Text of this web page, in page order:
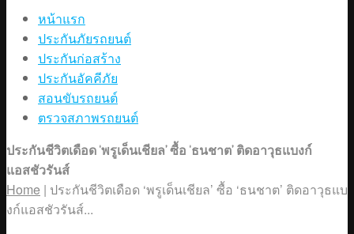
หน้าแรก
ประกันภัยรถยนต์
ประกันก่อสร้าง
ประกันอัคคีภัย
สอนขับรถยนต์
ตรวจสภาพรถยนต์
ประกันชีวิตเดือด ‘พรูเด็นเชียล’ ซื้อ ‘ธนชาต’ ติดอาวุธแบงก์
แอสชัวรันส์
Home | ประกันชีวิตเดือด ‘พรูเด็นเชียล’ ซื้อ ‘ธนชาต’ ติดอาวุธแบ
งก์แอสชัวรันส์...